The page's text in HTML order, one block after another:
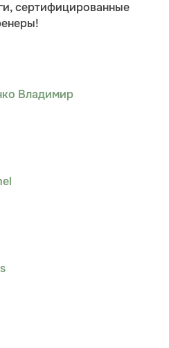
сертифицированные
Владимир